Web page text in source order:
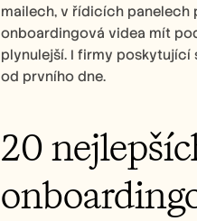
mailech, v řídicích panelech
onboardingová videa mít
plynulejší. I firmy poskytující
od prvního dne.
20